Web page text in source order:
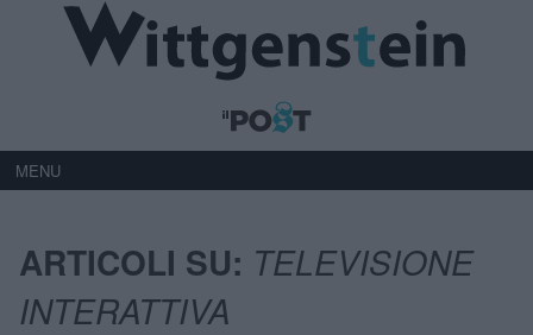
MENU
ARTICOLI SU: TELEVISIONE
INTERATTIVA